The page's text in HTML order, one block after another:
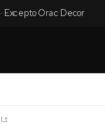
Excepto Orac Decor